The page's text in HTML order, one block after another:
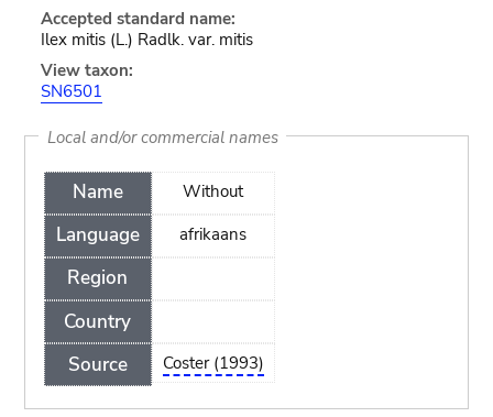
Accepted standard name:
Ilex mitis (L.) Radlk. var. mitis
View taxon:
SN6501
Local and/or commercial names
Name
Language
Region
Country
Source
Without
afrikaans
Coster (1993)